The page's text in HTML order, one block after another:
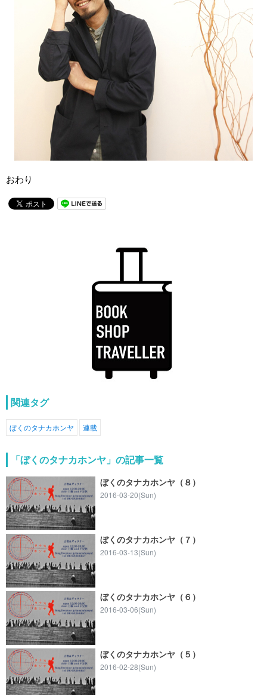
おわり
関連タグ
ぼくのタナカホンヤ 連載
「ぼくのタナカホンヤ」の記事一覧
ぼくのタナカホンヤ（８）
2016-03-20(Sun)
ぼくのタナカホンヤ（７）
2016-03-13(Sun)
ぼくのタナカホンヤ（６）
2016-03-06(Sun)
ぼくのタナカホンヤ（５）
2016-02-28(Sun)